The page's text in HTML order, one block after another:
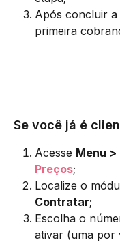
Após concluir
primeira
Se você já é
Acesse Menu
Preços;
Localize o
Contratar;
Escolha o
ativar (uma por